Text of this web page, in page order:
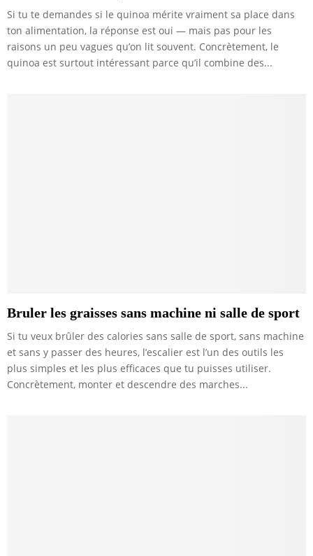
Si tu te demandes si le quinoa mérite vraiment sa place dans
ton alimentation, la réponse est oui — mais pas pour les
raisons un peu vagues qu’on lit souvent. Concrètement, le
quinoa est surtout intéressant parce qu’il combine des...
Bruler les graisses sans machine ni salle de sport
Si tu veux brûler des calories sans salle de sport, sans machine
et sans y passer des heures, l’escalier est l’un des outils les
plus simples et les plus efficaces que tu puisses utiliser.
Concrètement, monter et descendre des marches...